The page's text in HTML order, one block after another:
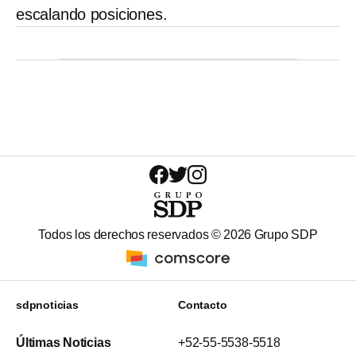
escalando posiciones.
Todos los derechos reservados © 2026 Grupo SDP
sdpnoticias
Últimas Noticias
Contacto
+52-55-5538-5518